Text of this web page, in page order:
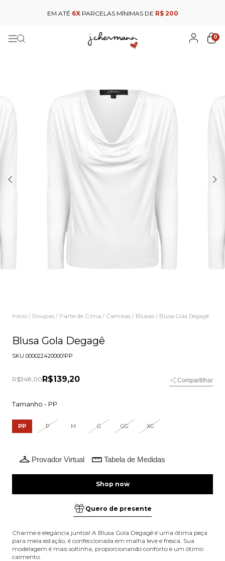
EM ATÉ 6XPARCELAS MÍNIMAS DE R$ 200
0
Início / Roupas / Parte de Cima / Camisas / Blusas / Blusa Gola Degagê
Blusa Gola Degagê
SKU 0000224200001PP
R$348,00 R$139,20 Compartilhar
Tamanho - PP
PP P M G GG XG
Provador Virtual Tabela de Medidas
Quero de presente
Charme e elegância juntos! A Blusa Gola Degagê é uma ótima peça
para meia estação, é confeccionada em malha leve e fresca. Sua
modelagem é mais soltinha, proporcionando conforto e um ótimo
caimento.